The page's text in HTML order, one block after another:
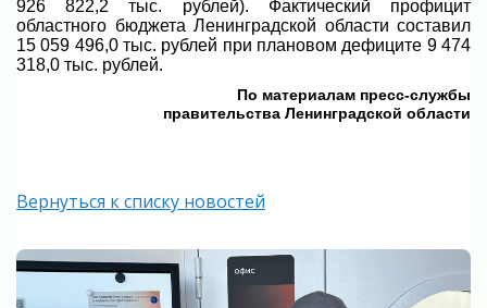
926 822,2 тыс. рублей). Фактический профицит
областного бюджета Ленинградской области составил
15 059 496,0 тыс. рублей при плановом дефиците 9 474
318,0 тыс. рублей.
По материалам пресс-службы
правительства Ленинградской области
Вернуться к списку новостей